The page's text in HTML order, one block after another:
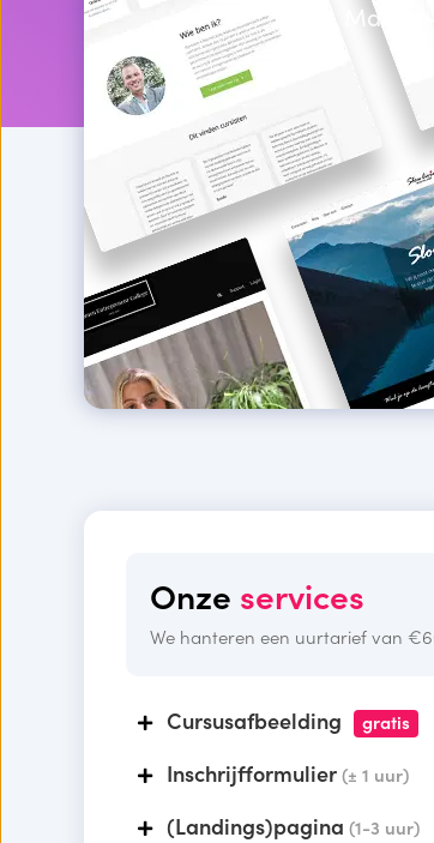
Onze services
We hanteren een uurtarief van
Cursusafbeelding gratis
Inschrijfformulier (± 1 uur)
(Landings)pagina (1-3 uur)